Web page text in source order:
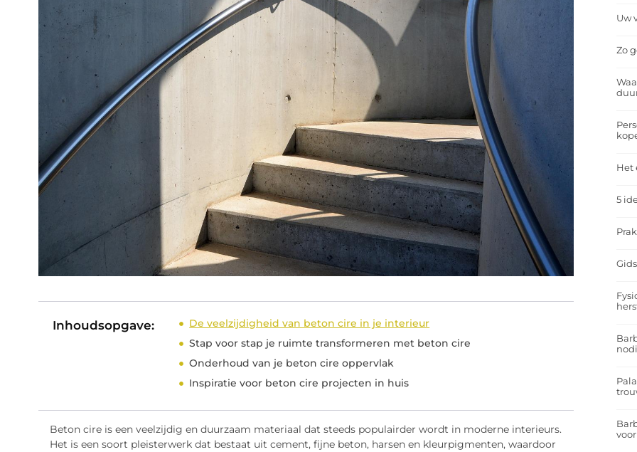
Inhoudsopgave:
De veelzijdigheid van beton cire in je interieur
Stap voor stap je ruimte transformeren met beton cire
Onderhoud van je beton cire oppervlak
Inspiratie voor beton cire projecten in huis
Beton cire is een veelzijdig en duurzaam materiaal dat steeds populairder wordt in moderne interieurs.
Het is een soort pleisterwerk dat bestaat uit cement, fijne beton, harsen en kleurpigmenten, waardoor
Uw
Zo
Het
5